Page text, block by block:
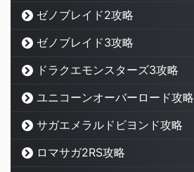
ゼノブレイド2攻略
ゼノブレイド3攻略
ドラクエモンスターズ3攻略
ユニコーンオーバーロード攻略
サガエメラルドビヨンド攻略
ロマサガ2RS攻略